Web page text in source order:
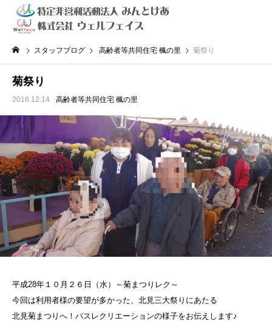
スタッフブログ 高齢者等共同住宅 楓の里 菊祭り
菊祭り
2016.12.14 高齢者等共同住宅 楓の里
平成28年１０月２６日（水）～菊まつりレク～
今回は利用者様の要望が多かった、北見三大祭りにあたる
北見菊まつりへ！バスレクリエーションの様子をお伝えします♪